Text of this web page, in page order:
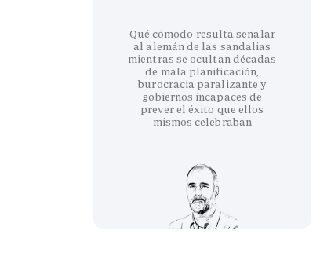
Qué cómodo resulta señalar
al alemán de las sandalias
mientras se ocultan décadas
de mala planificación,
burocracia paralizante y
gobiernos incapaces de
prever el éxito que ellos
mismos celebraban